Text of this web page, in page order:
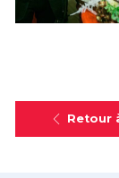
Retour